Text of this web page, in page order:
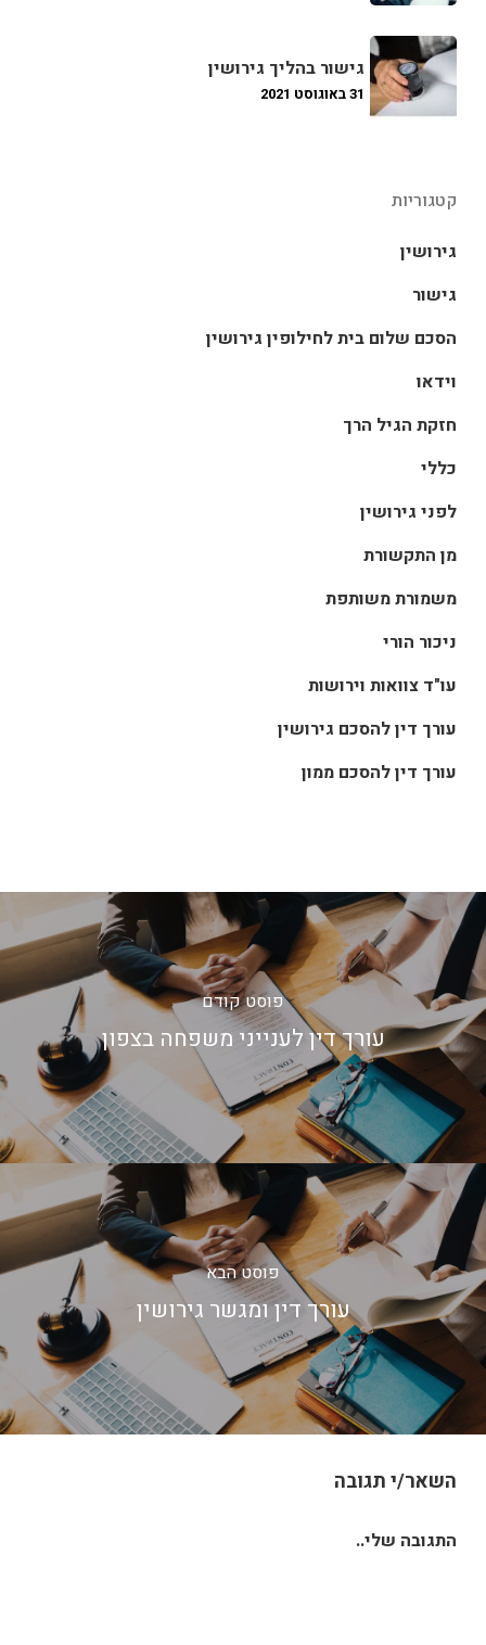
גישור בהליך גירושין
31 באוגוסט 2021
קטגוריות
גירושין
גישור
הסכם שלום בית לחילופין גירושין
וידאו
חזקת הגיל הרך
כללי
לפני גירושין
מן התקשורת
משמורת משותפת
ניכור הורי
עו"ד צוואות וירושות
עורך דין להסכם גירושין
עורך דין להסכם ממון
פוסט קודם
עורך דין לענייני משפחה בצפון
פוסט הבא
עורך דין ומגשר גירושין
השאר/י תגובה
התגובה שלי..